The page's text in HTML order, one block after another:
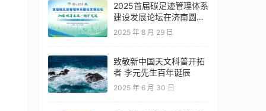
2025首届碳足迹管理体系
建设发展论坛在济南圆满
落幕，共绘零碳转型新蓝
2025 年 8 月 29 日
致敬新中国天文科普开拓
者 李元先生百年诞辰
2025 年 6 月 30 日